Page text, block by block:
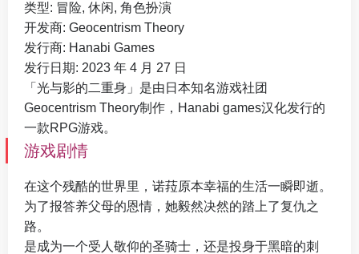
类型: 冒险, 休闲, 角色扮演
开发商: Geocentrism Theory
发行商: Hanabi Games
发行日期: 2023 年 4 月 27 日
「光与影的二重身」是由日本知名游戏社团
Geocentrism Theory制作，Hanabi games汉化发行的
一款RPG游戏。
游戏剧情
在这个残酷的世界里，诺菈原本幸福的生活一瞬即逝。
为了报答养父母的恩情，她毅然决然的踏上了复仇之
路。
是成为一个受人敬仰的圣骑士，还是投身于黑暗的刺